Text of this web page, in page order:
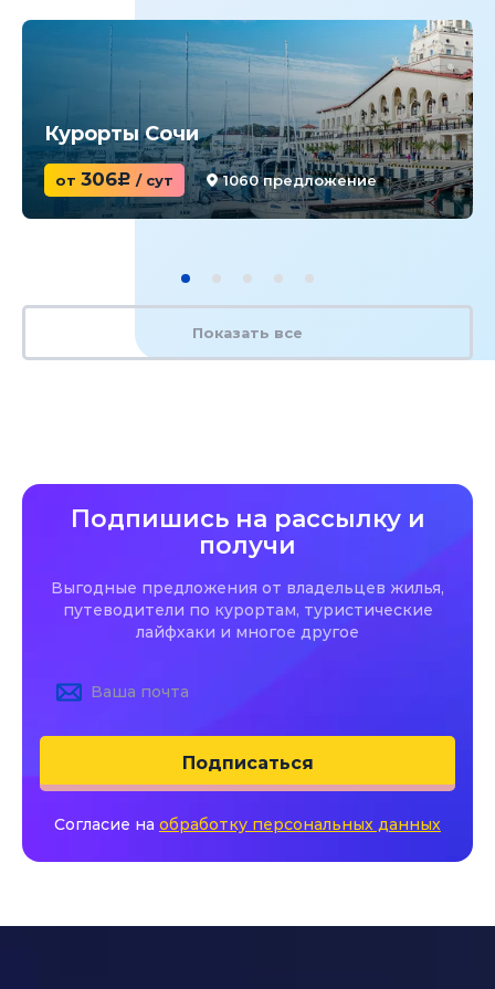
Курорты Сочи
от 306c / сут 1060 предложение
Показать все
Подпишись на рассылку и
получи
Выгодные предложения от владельцев жилья,
путеводители по курортам, туристические
лайфхаки и многое другое
Подписаться
Согласие на обработку персональных данных